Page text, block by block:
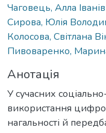
Чаговець, Алла
Сирова, Юлія
Колосова, Світлана
Пивоваренко,
Анотація
У сучасних
використання
нагальності й